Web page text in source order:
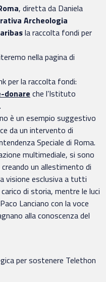
, diretta da Daniela
Archeologia
la raccolta fondi per
nella pagina di
per la raccolta fondi:
donare che l’Istituto
è un esempio suggestivo
da un intervento di
Speciale di Roma.
multimediale, si sono
un allestimento di
visione esclusiva a tutti
di storia, mentre le luci
Lanciano con la voce
alla conoscenza del